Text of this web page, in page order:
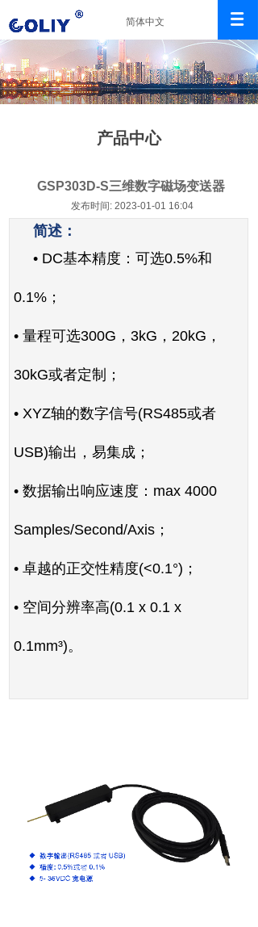
简体中文
产品中心
GSP303D-S三维数字磁场变送器
发布时间: 2023-01-01 16:04
简述：
• DC基本精度：可选0.5%和
0.1% ；
• 量程可选300G ， 3kG ， 20kG ，
30kG或者定制；
• XYZ轴的数字信号(RS485或者
USB)输出，易集成；
• 数据输出响应速度： max 4000
Samples/Second/Axis ；
• 卓越的正交性精度(<0.1°) ；
• 空间分辨率高(0.1 x 0.1 x
0.1mm³)。